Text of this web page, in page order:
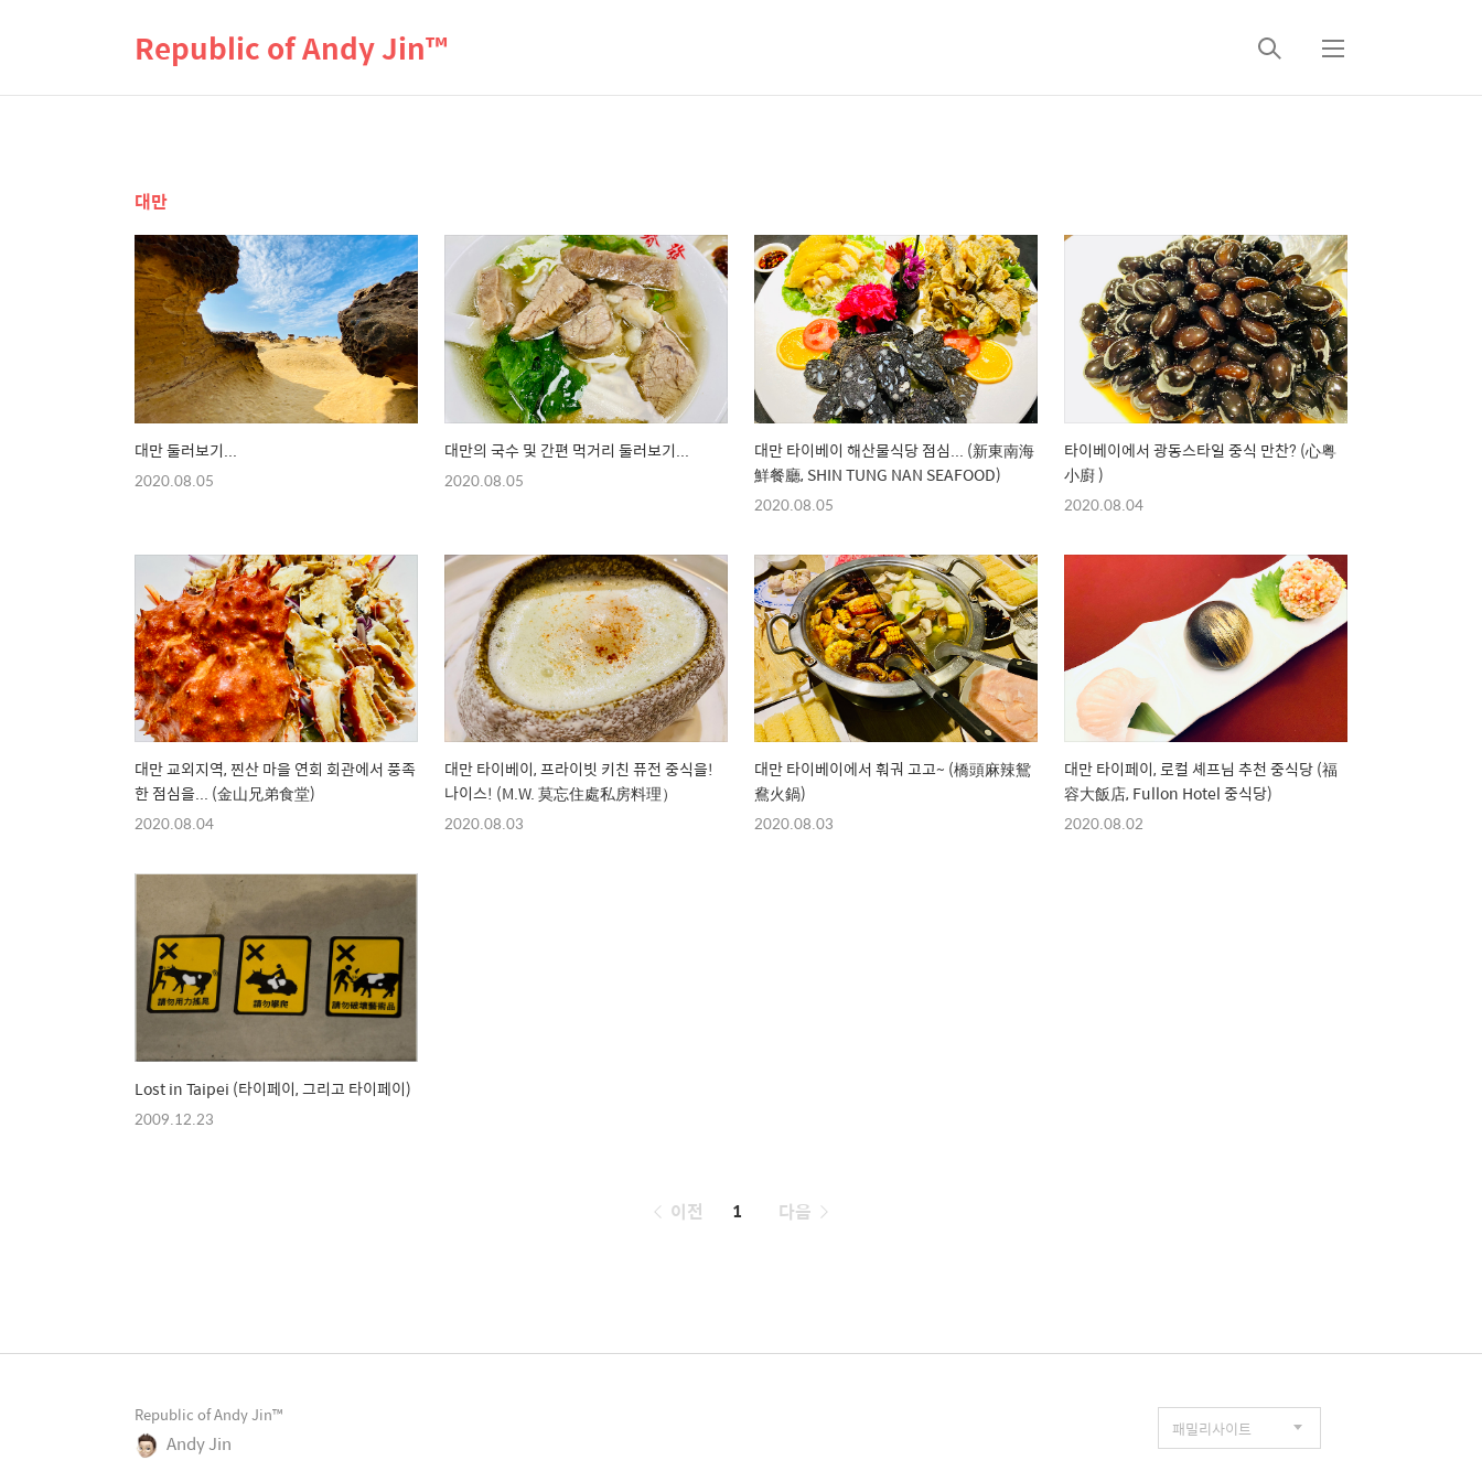
Republic of Andy Jin™
검
메
대만
대만 둘러보기...
2020.08.05
대만의 국수 및 간편 먹거리 둘러보기...
2020.08.05
대만 타이베이 해산물식당 점심... (新東南海
鮮餐廳, SHIN TUNG NAN SEAFOOD)
2020.08.05
타이베이에서 광동스타일 중식 만찬? (心粤
小廚 )
2020.08.04
대만 교외지역, 찐산 마을 연회 회관에서 풍족
한 점심을... (金山兄弟食堂)
2020.08.04
대만 타이베이, 프라이빗 키친 퓨전 중식을!
나이스! (M.W. 莫忘住處私房料理）
2020.08.03
대만 타이베이에서 훠궈 고고~ (橋頭麻辣鴛
鴦火鍋)
2020.08.03
대만 타이페이, 로컬 셰프님 추천 중식당 (福
容大飯店, Fullon Hotel 중식당)
2020.08.02
Lost in Taipei (타이페이, 그리고 타이페이)
2009.12.23
페
이전 1 다음
Republic of Andy Jin™
Andy Jin